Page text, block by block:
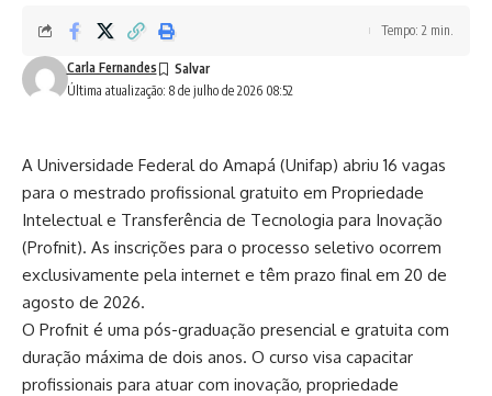
Última atualização: 8 de julho de 2026 08:52
Carla Fernandes
Tempo: 2 min.
A Universidade Federal do Amapá (Unifap) abriu 16 vagas
para o mestrado profissional gratuito em Propriedade
Intelectual e Transferência de Tecnologia para Inovação
(Profnit). As inscrições para o processo seletivo ocorrem
exclusivamente pela internet e têm prazo final em 20 de
agosto de 2026.
O Profnit é uma pós-graduação presencial e gratuita com
duração máxima de dois anos. O curso visa capacitar
profissionais para atuar com inovação, propriedade